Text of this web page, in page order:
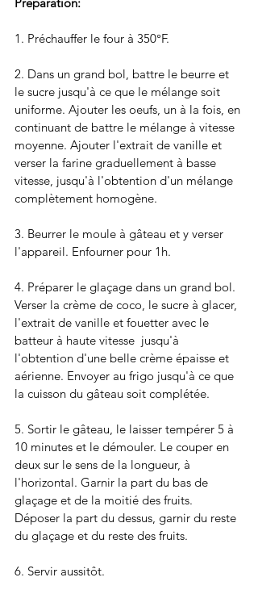
1. Préchauffer le four à 350°F.
2. Dans un grand bol, battre le beurre et
le sucre jusqu'à ce que le mélange soit
uniforme. Ajouter les oeufs, un à la fois, en
continuant de battre le mélange à vitesse
moyenne. Ajouter l'extrait de vanille et
verser la farine graduellement à basse
vitesse, jusqu'à l'obtention d'un mélange
complètement homogène.
3. Beurrer le moule à gâteau et y verser
l'appareil. Enfourner pour 1h.
4. Préparer le glaçage dans un grand bol.
Verser la crème de coco, le sucre à glacer,
l'extrait de vanille et fouetter avec le
batteur à haute vitesse  jusqu'à
l'obtention d'une belle crème épaisse et
aérienne. Envoyer au frigo jusqu'à ce que
la cuisson du gâteau soit complétée.
5. Sortir le gâteau, le laisser tempérer 5 à
10 minutes et le démouler. Le couper en
deux sur le sens de la longueur, à
l'horizontal. Garnir la part du bas de
glaçage et de la moitié des fruits.
Déposer la part du dessus, garnir du reste
du glaçage et du reste des fruits.
6. Servir aussitôt.